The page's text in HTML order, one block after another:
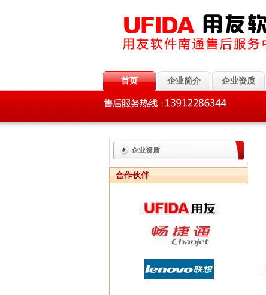
首页 企业简介 企业资质
企业资质
合作伙伴